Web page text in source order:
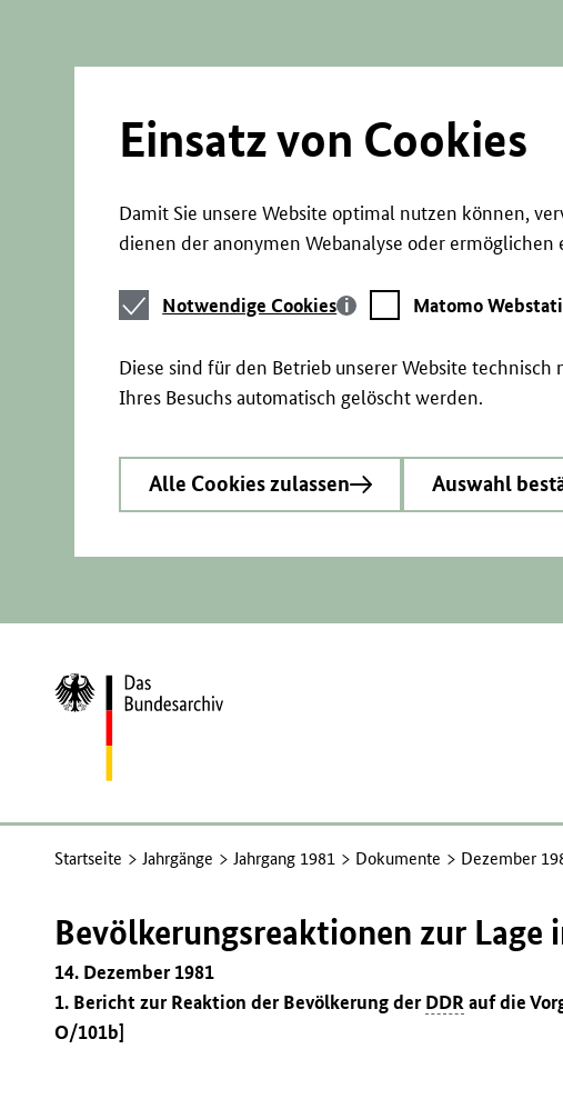
Einsatz von Cookies
Damit Sie unsere Website optimal nutzen können,
dienen der anonymen Webanalyse oder
Notwendige
Cookies
Notwendige Cookies
Matomo
Webstatistik
Matomo
Diese sind für den Betrieb unserer Website
Ihres Besuchs automatisch gelöscht werden.
Alle Cookies zulassen Auswahl
Zur
Startseite
Startseite Jahrgänge Jahrgang 1981 Dokumente Dezember
Bevölkerungsreaktionen zur Lage
14. Dezember 1981
1. Bericht zur Reaktion der Bevölkerung derDDRauf die
O/101b]